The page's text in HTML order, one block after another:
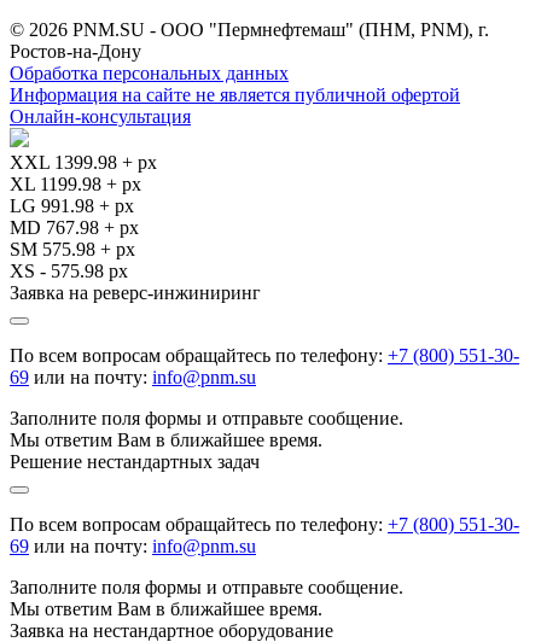
© 2026 PNM.SU - ООО "Пермнефтемаш" (ПНМ, PNM), г.
Ростов-на-Дону
Обработка персональных данных
Информация на сайте не является публичной офертой
Онлайн-консультация
XXL 1399.98 + px
XL 1199.98 + px
LG 991.98 + px
MD 767.98 + px
SM 575.98 + px
XS - 575.98 px
Заявка на реверс-инжиниринг
По всем вопросам обращайтесь по телефону: +7 (800) 551-30-
69 или на почту: info@pnm.su
Заполните поля формы и отправьте сообщение.
Мы ответим Вам в ближайшее время.
Решение нестандартных задач
По всем вопросам обращайтесь по телефону: +7 (800) 551-30-
69 или на почту: info@pnm.su
Заполните поля формы и отправьте сообщение.
Мы ответим Вам в ближайшее время.
Заявка на нестандартное оборудование